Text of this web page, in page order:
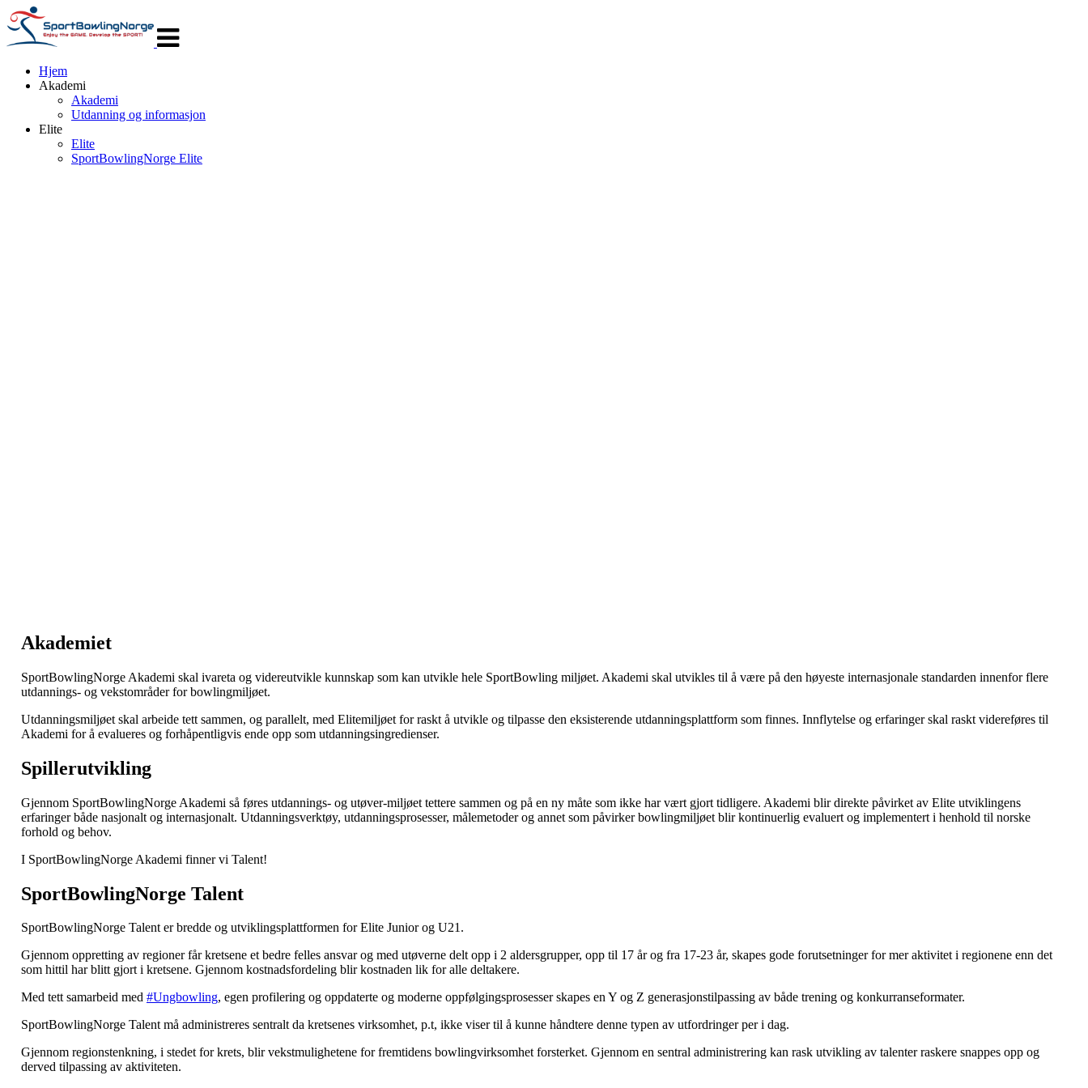
navigasjon
Hjem
Akademi
Akademi
Utdanning og informasjon
Elite
Elite
SportBowlingNorge Elite
Akademiet
SportBowlingNorge Akademi skal ivareta og videreutvikle kunnskap som kan utvikle hele SportBowling miljøet. Akademi skal utvikles til å være på den høyeste internasjonale standarden innenfor flere
utdannings- og vekstområder for bowlingmiljøet.
Utdanningsmiljøet skal arbeide tett sammen, og parallelt, med Elitemiljøet for raskt å utvikle og tilpasse den eksisterende utdanningsplattform som finnes. Innflytelse og erfaringer skal raskt videreføres til
Akademi for å evalueres og forhåpentligvis ende opp som utdanningsingredienser.
Spillerutvikling
Gjennom SportBowlingNorge Akademi så føres utdannings- og utøver-miljøet tettere sammen og på en ny måte som ikke har vært gjort tidligere. Akademi blir direkte påvirket av Elite utviklingens
erfaringer både nasjonalt og internasjonalt. Utdanningsverktøy, utdanningsprosesser, målemetoder og annet som påvirker bowlingmiljøet blir kontinuerlig evaluert og implementert i henhold til norske
forhold og behov.
I SportBowlingNorge Akademi finner vi Talent!
SportBowlingNorge Talent
SportBowlingNorge Talent er bredde og utviklingsplattformen for Elite Junior og U21.
Gjennom oppretting av regioner får kretsene et bedre felles ansvar og med utøverne delt opp i 2 aldersgrupper, opp til 17 år og fra 17-23 år, skapes gode forutsetninger for mer aktivitet i regionene enn det
som hittil har blitt gjort i kretsene. Gjennom kostnadsfordeling blir kostnaden lik for alle deltakere.
Med tett samarbeid med #Ungbowling, egen profilering og oppdaterte og moderne oppfølgingsprosesser skapes en Y og Z generasjonstilpassing av både trening og konkurranseformater.
SportBowlingNorge Talent må administreres sentralt da kretsenes virksomhet, p.t, ikke viser til å kunne håndtere denne typen av utfordringer per i dag.
Gjennom regionstenkning, i stedet for krets, blir vekstmulighetene for fremtidens bowlingvirksomhet forsterket. Gjennom en sentral administrering kan rask utvikling av talenter raskere snappes opp og
derved tilpassing av aktiviteten.